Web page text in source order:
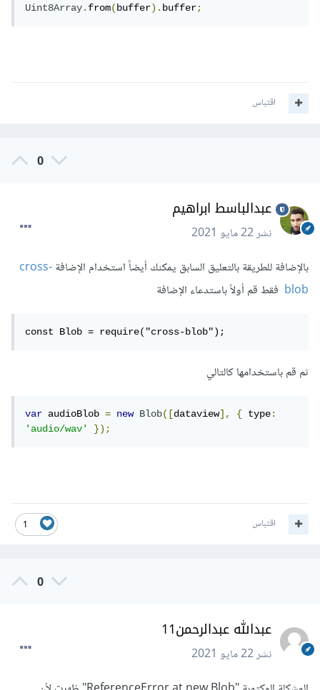
Uint8Array.from(buffer).buffer;
اقتباس
0
عبدالباسط ابراهيم
نشر22 مايو 2021
بالإضافة للطريقة بالتعليق السابق يمكنك أيضاً استخدام الإضافةcross-
blobفقط قم أولاً باستدعاء الإضافة
const Blob = require("cross-blob");
ثم قم باستخدامها كالتالي
var audioBlob = new Blob([dataview], { type:
'audio/wav'
});
1 اقتباس
0
عبدالله عبدالرحمن11
نشر22 مايو 2021